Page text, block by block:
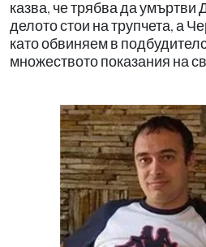
казва, че трябва да умъртви
делото стои на трупчета, а
като обвиняем в
множеството показания на